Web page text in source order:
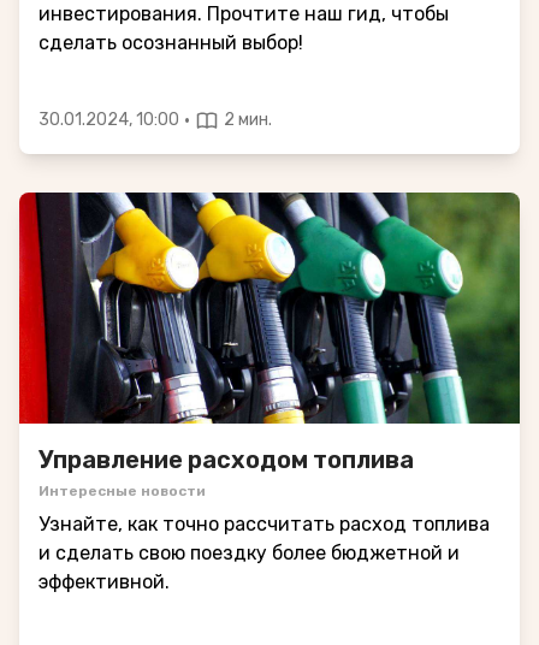
инвестирования. Прочтите наш гид, чтобы
сделать осознанный выбор!
30.01.2024, 10:00 · 2 мин.
Управление расходом топлива
Интересные новости
Узнайте, как точно рассчитать расход топлива
и сделать свою поездку более бюджетной и
эффективной.